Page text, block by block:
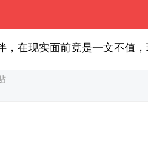
，在现实面前竟是一文不值，